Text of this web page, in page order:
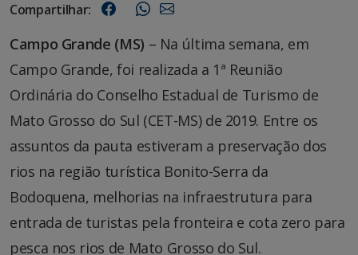
Compartilhar:
Campo Grande (MS) – Na última semana, em
Campo Grande, foi realizada a 1ª Reunião
Ordinária do Conselho Estadual de Turismo de
Mato Grosso do Sul (CET-MS) de 2019. Entre os
assuntos da pauta estiveram a preservação dos
rios na região turística Bonito-Serra da
Bodoquena, melhorias na infraestrutura para
entrada de turistas pela fronteira e cota zero para
pesca nos rios de Mato Grosso do Sul.